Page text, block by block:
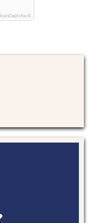
IconCaptcha ©